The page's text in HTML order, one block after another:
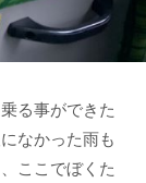
る事ができた
なかった雨も
ここでぼくた